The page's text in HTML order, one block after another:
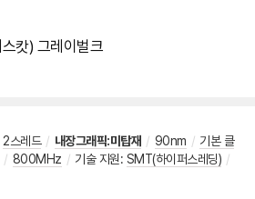
캇) 그레이벌크
2스레드 / 내장그래픽:미탑재 / 90nm / 기본 클
/ 800MHz / 기술 지원: SMT(하이퍼스레딩) /